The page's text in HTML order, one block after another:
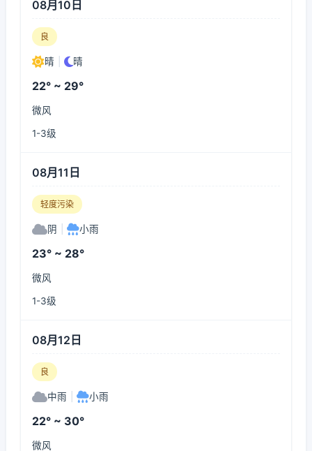
08月10日
良
晴 晴
22° ~ 29°
微风
1-3级
08月11日
轻度污染
阴 小雨
23° ~ 28°
微风
1-3级
08月12日
良
中雨 小雨
22° ~ 30°
微风